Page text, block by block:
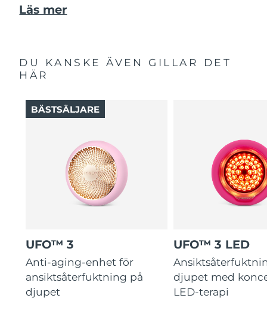
Läs mer
DU KANSKE ÄVEN GILLAR DET
HÄR
UFO™ 3
Anti-aging-enhet för
ansiktsåterfuktning på
djupet
BÄSTSÄLJARE
UFO™ 3 LED
djupet med
LED-terapi